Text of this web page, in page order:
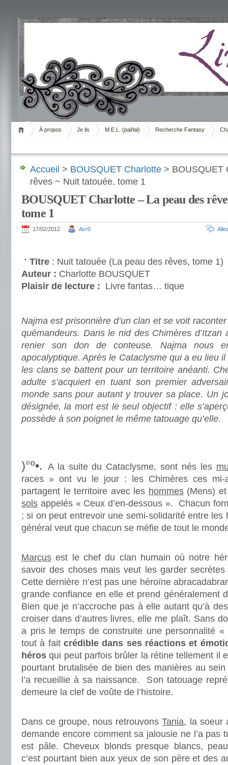
Livrement
À propos Je lis M.E.L. (pal/lal) Recherche Fantasy
Accueil > BOUSQUET Charlotte > BOUSQUET
rêves ~ Nuit tatouée, tome 1
BOUSQUET Charlotte – La peau des
tome 1
17/02/2012 Acr0
Titre : Nuit tatouée (La peau des rêves, tome 1)
Auteur : Charlotte BOUSQUET
Plaisir de lecture : Livre fantas… tique
Najma est prisonnière d’un clan et se voit
quémandeurs. Dans le nid des Chimères d’Itzan
renier son don de conteuse. Najma nous
apocalyptique. Après le Cataclysme qui a eu lieu
les clans se battent pour un territoire anéanti.
adulte s’acquiert en tuant son premier
monde sans pour autant y trouver sa place. Un
désignée, la mort est le seul objectif : elle
possède à son poignet le même tatouage qu’elle.
)°º•. A la suite du Cataclysme, sont nés les
races » ont vu le jour : les Chimères ces mi-
partagent le territoire avec les hommes(Mens)
sols appelés « Ceux d’en-dessous ». Chacun
; si on peut entrevoir une semi-solidarité entre les
général veut que chacun se méfie de tout le
Marcus est le chef du clan humain où notre
savoir des choses mais veut les garder
Cette dernière n’est pas une héroïne
grande confiance en elle et prend généralement
Bien que je n’accroche pas à elle autant qu’à
croiser dans d’autres livres, elle me plaît. Sans
a pris le temps de construite une personnalité «
tout à fait crédible dans ses réactions et
hérosqui peut parfois brûler la rétine tellement il
pourtant brutalisée de bien des manières au
l’a recueillie à sa naissance. Son tatouage
demeure la clef de voûte de l’histoire.
Dans ce groupe, nous retrouvonsTania, la soeur
demande encore comment sa jalousie ne l’a pas
est pâle. Cheveux blonds presque blancs,
c’est pourtant bien aux yeux de son père et des